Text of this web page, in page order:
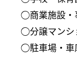
◯商業施設・
◯分譲マンシ
◯駐車場・車